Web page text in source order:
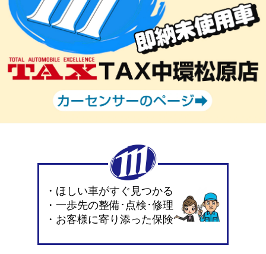
・ほしい車がすぐ見つかる
・一歩先の整備･点検･修理
・お客様に寄り添った保険